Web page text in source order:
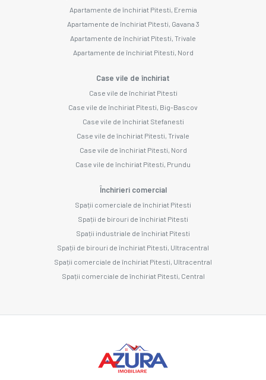
Apartamente de închiriat Pitesti, Eremia
Apartamente de închiriat Pitesti, Gavana 3
Apartamente de închiriat Pitesti, Trivale
Apartamente de închiriat Pitesti, Nord
Case vile de închiriat
Case vile de închiriat Pitesti
Case vile de închiriat Pitesti, Big-Bascov
Case vile de închiriat Stefanesti
Case vile de închiriat Pitesti, Trivale
Case vile de închiriat Pitesti, Nord
Case vile de închiriat Pitesti, Prundu
Închirieri comercial
Spații comerciale de închiriat Pitesti
Spații de birouri de închiriat Pitesti
Spații industriale de închiriat Pitesti
Spații de birouri de închiriat Pitesti, Ultracentral
Spații comerciale de închiriat Pitesti, Ultracentral
Spații comerciale de închiriat Pitesti, Central